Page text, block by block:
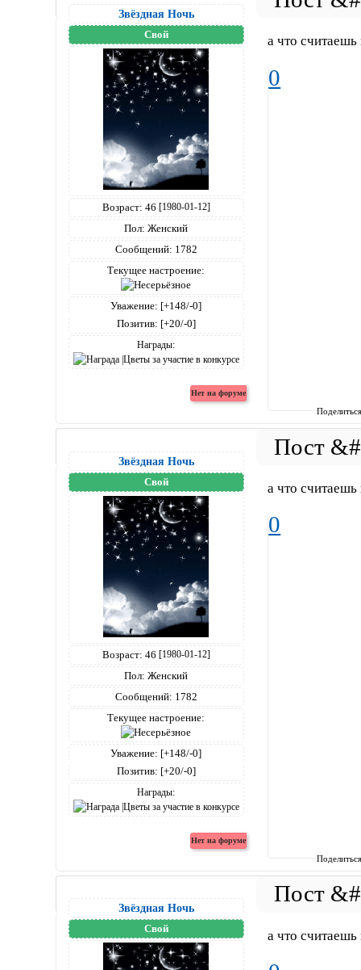
Звёздная Ночь
Свой
Возраст: 46 [1980-01-12]
Пол: Женский
Сообщений: 1782
Текущее настроение:
Уважение: [+148/-0]
Позитив: [+20/-0]
Награды:
а что
0
Звёздная Ночь
Свой
Возраст: 46 [1980-01-12]
Пол: Женский
Сообщений: 1782
Текущее настроение:
Уважение: [+148/-0]
Позитив: [+20/-0]
Награды:
а что
0
Звёздная Ночь
Свой а что